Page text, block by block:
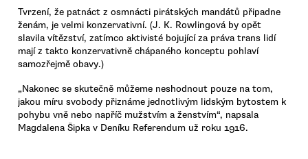
Tvrzení, že patnáct z osmnácti pirátských mandátů připadne
ženám, je velmi konzervativní. (J. K. Rowlingová by opět
slavila vítězství, zatímco aktivisté bojující za práva trans lidí
mají z takto konzervativně chápaného konceptu pohlaví
samozřejmě obavy.)
„Nakonec se skutečně můžeme neshodnout pouze na tom,
jakou míru svobody přiznáme jednotlivým lidským bytostem k
pohybu vně nebo napříč mužstvím a ženstvím“, napsala
Magdalena Šipka v Deníku Referendum už roku 1916.